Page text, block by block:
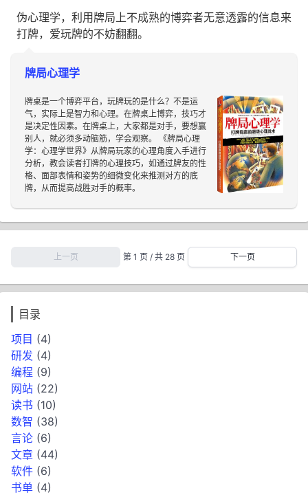
伪心理学，利用牌局上不成熟的博弈者无意透露的信息来
打牌，爱玩牌的不妨翻翻。
牌局心理学
牌桌是一个博弈平台，玩牌玩的是什么？不是运
气，实际上是智力和心理。在牌桌上博弈，技巧才
是决定性因素。在牌桌上，大家都是对手，要想赢
别人，就必须多动脑筋，学会观察。 《牌局心理
学：心理学世界》从牌局玩家的心理角度入手进行
分析，教会读者打牌的心理技巧，如通过牌友的性
格、面部表情和姿势的细微变化来推测对方的底
牌，从而提高战胜对手的概率。
上一页 第 1 页 / 共 28 页 下一页
目录
项目 (4)
研发 (4)
编程 (9)
网站 (22)
读书 (10)
数智 (38)
言论 (6)
文章 (44)
软件 (6)
书单 (4)